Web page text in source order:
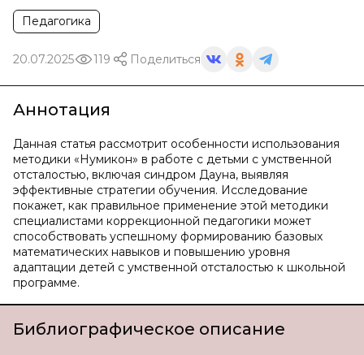
Педагогика
20.07.2025 119 Поделиться
Аннотация
Данная статья рассмотрит особенности использования
методики «Нумикон» в работе с детьми с умственной
отсталостью, включая синдром Дауна, выявляя
эффективные стратегии обучения. Исследование
покажет, как правильное применение этой методики
специалистами коррекционной педагогики может
способствовать успешному формированию базовых
математических навыков и повышению уровня
адаптации детей с умственной отсталостью к школьной
программе.
Библиографическое описание